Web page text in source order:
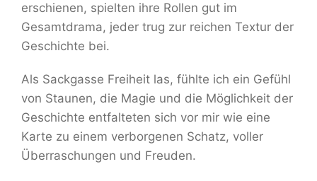
erschienen, spielten ihre Rollen gut im
Gesamtdrama, jeder trug zur reichen Textur der
Geschichte bei.
Als Sackgasse Freiheit las, fühlte ich ein Gefühl
von Staunen, die Magie und die Möglichkeit der
Geschichte entfalteten sich vor mir wie eine
Karte zu einem verborgenen Schatz, voller
Überraschungen und Freuden.